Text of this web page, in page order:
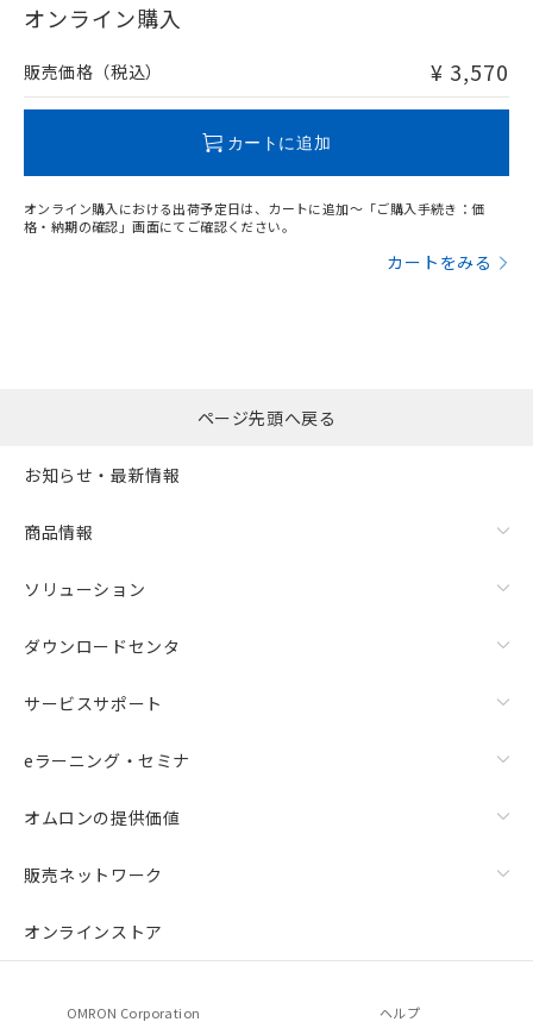
在庫等で未対応品が混在する可能性があります。
問い合わせください。
オンライン購入
販売価格（税込） ¥ 3,570
カートに追加
オンライン購入における出荷予定日は、カートに追加～「ご購入手続き：価
格・納期の確認」画面にてご確認ください。
カートをみる
ページ先頭へ戻る
お知らせ・最新情報
商品情報
ソリューション
ダウンロードセンタ
サービスサポート
eラーニング・セミナ
オムロンの提供価値
販売ネットワーク
オンラインストア
OMRON Corporation ヘルプ